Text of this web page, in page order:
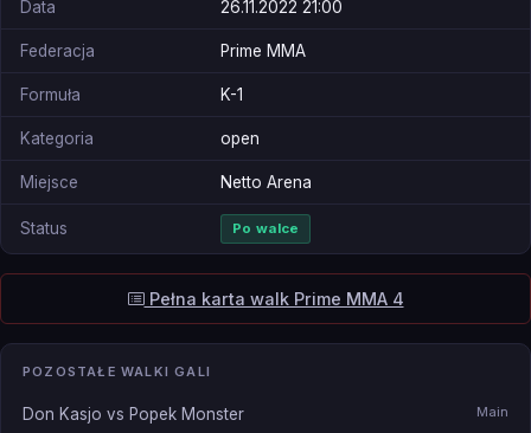
Data 26.11.2022 21:00
Federacja Prime MMA
Formuła K-1
Kategoria open
Miejsce Netto Arena
Status Po walce
Pełna karta walk Prime MMA 4
POZOSTAŁE WALKI GALI
Don Kasjo vs Popek Monster Main